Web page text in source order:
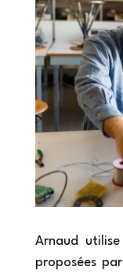
Arnaud
proposées